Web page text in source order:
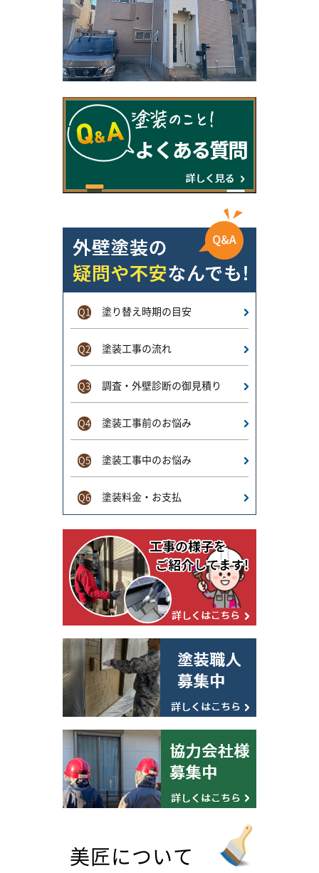
Q1 塗り替え時期の目安
Q2 塗装工事の流れ
Q3 調査・外壁診断の御見積り
Q4 塗装工事前のお悩み
Q5 塗装工事中のお悩み
Q6 塗装料金・お支払
美匠について